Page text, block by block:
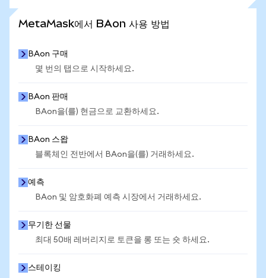
MetaMask에서 BAon 사용 방법
BAon 구매
몇 번의 탭으로 시작하세요.
BAon 판매
BAon을(를) 현금으로 교환하세요.
BAon 스왑
블록체인 전반에서 BAon을(를) 거래하세요.
예측
BAon 및 암호화폐 예측 시장에서 거래하세요.
무기한 선물
최대 50배 레버리지로 토큰을 롱 또는 숏 하세요.
스테이킹